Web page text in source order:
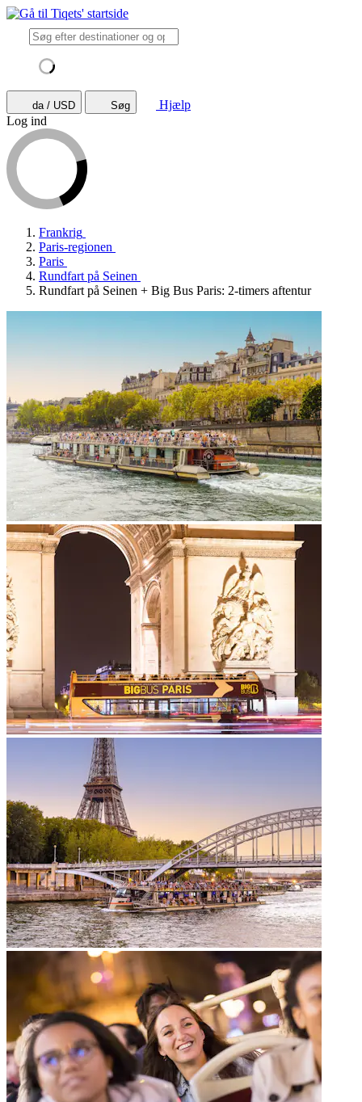
da / USD Søg
Hjælp
Log ind
Frankrig
Paris-regionen
Paris
Rundfart på Seinen
Rundfart på Seinen + Big Bus Paris: 2-timers aftentur